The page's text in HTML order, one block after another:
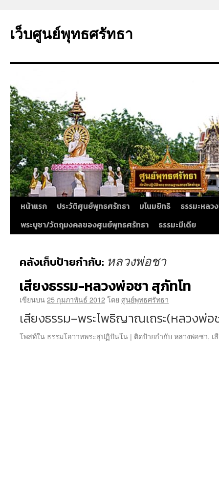
ยัง
เว็บศูนย์พุทธศรัทธา
หน้าแรก ประวัติศูนย์พุทธศรัทธา มโนมยิทธิ
ธรรมะหลว
พระบูชา/วัตถุมงคลของศูนย์พุทธศรัทธา
ธรรมะมีเดีย
คลังเก็บป้ายกำกับ: หลวงพ่อชา
เสียงธรรม-หลวงพ่อชา สุภัทโท
เขียนบน25 กุมภาพันธ์ 2012โดยศูนย์พุทธศรัทธา
เสียงธรรม–พระโพธิญาณเถระ(หลวงพ่
โพสท์ใน ธรรมโอวาทพระสุปฏิปันโน | ติดป้ายกำกับ หลวงพ่อชา, เ